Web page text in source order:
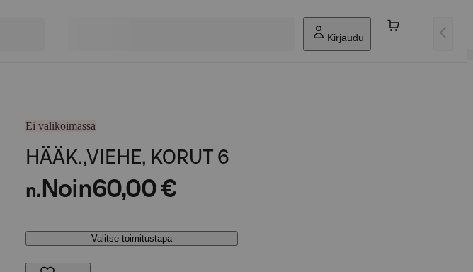
Kirjaudu
Ei valikoimassa
HÄÄK.,VIEHE, KORUT 6
n. Noin60,00 €
Valitse toimitustapa